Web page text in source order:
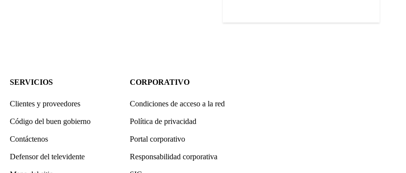
SERVICIOS
Clientes y proveedores
Código del buen gobierno
Contáctenos
Defensor del televidente
CORPORATIVO
Condiciones de acceso a la red
Política de privacidad
Portal corporativo
Responsabilidad corporativa